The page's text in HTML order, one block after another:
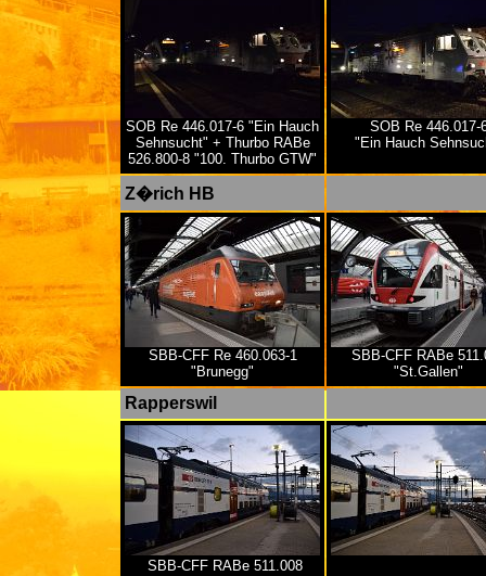
SOB Re 446.017-6 "Ein Hauch
Sehnsucht" + Thurbo RABe
526.800-8 "100. Thurbo GTW"
SOB Re 446.017-
"Ein Hauch
Z�rich HB
SBB-CFF Re 460.063-1
"Brunegg"
SBB-CFF RABe
"St.Gallen"
Rapperswil
SBB-CFF RABe 511.008